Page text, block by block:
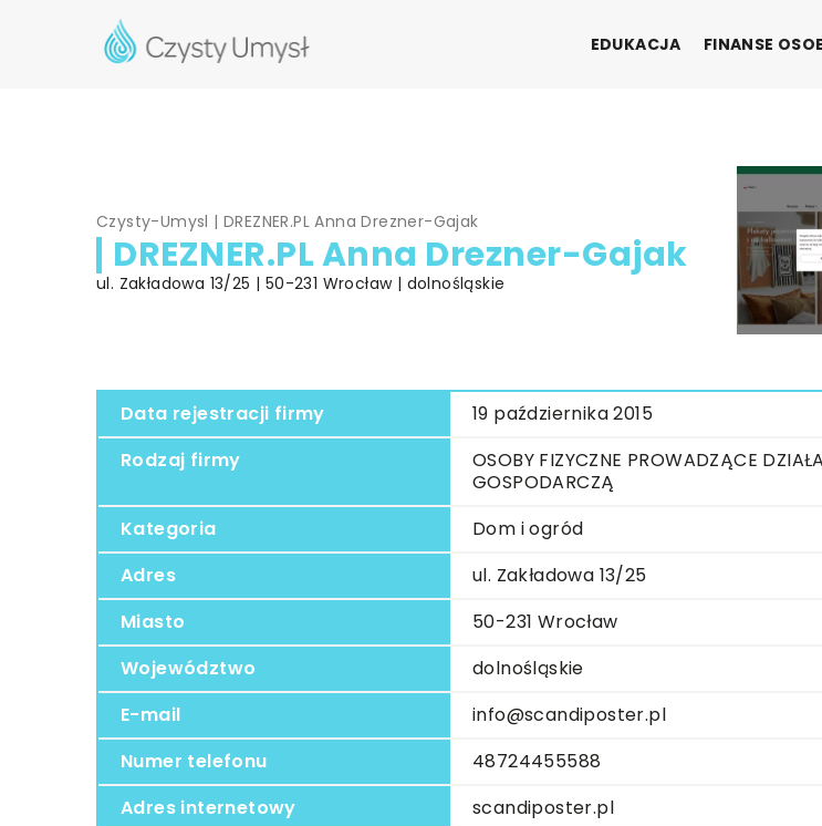
EDUKACJA FINANSE
Czysty-Umysl |DREZNER.PL Anna Drezner-Gajak
DREZNER.PL Anna Drezner-Gajak
ul. Zakładowa 13/25 | 50-231 Wrocław | dolnośląskie
Data rejestracji firmy
19 października 2015
Rodzaj firmy
OSOBY FIZYCZNE PROWADZĄCE
GOSPODARCZĄ
Kategoria
Dom i ogród
Adres
ul. Zakładowa 13/25
Miasto
50-231 Wrocław
Województwo
dolnośląskie
E-mail
info@scandiposter.pl
Numer telefonu
48724455588
Adres internetowy
scandiposter.pl